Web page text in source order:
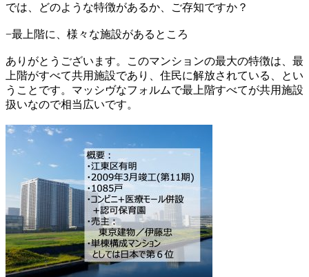
では、どのような特徴があるか、ご存知ですか？
−最上階に、様々な施設があるところ
ありがとうございます。このマンションの最大の特徴は、最
上階がすべて共用施設であり、住民に解放されている、とい
うことです。マッシヴなフォルムで最上階すべてが共用施設
扱いなので相当広いです。